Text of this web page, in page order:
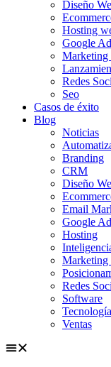
Diseño
Hosting
Google
Redes
Seo
Casos de éxito
Blog
Noticias
Branding
CRM
Diseño
Email
Google
Hosting
Marketing
Redes
Software
Tecnología
Ventas